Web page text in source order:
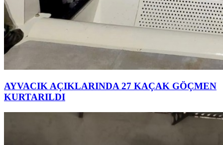
AYVACIK AÇIKLARINDA 27 KAÇAK GÖÇMEN
KURTARILDI